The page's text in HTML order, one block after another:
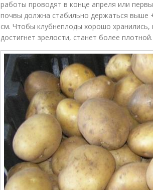
работы проводят в конце апреля или
почвы должна стабильно держаться выше
см. Чтобы клубнеплоды хорошо
достигнет зрелости, станет более плотной.